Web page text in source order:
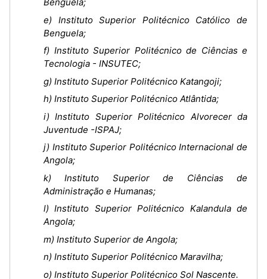
Benguela;
e) Instituto Superior Politécnico Católico de
Benguela;
f) Instituto Superior Politécnico de Ciências e
Tecnologia - INSUTEC;
g) Instituto Superior Politécnico Katangoji;
h) Instituto Superior Politécnico Atlântida;
i) Instituto Superior Politécnico Alvorecer da
Juventude -ISPAJ;
j) Instituto Superior Politécnico Internacional de
Angola;
k) Instituto Superior de Ciências de
Administração e Humanas;
l) Instituto Superior Politécnico Kalandula de
Angola;
m) Instituto Superior de Angola;
n) Instituto Superior Politécnico Maravilha;
o) Instituto Superior Politécnico Sol Nascente.